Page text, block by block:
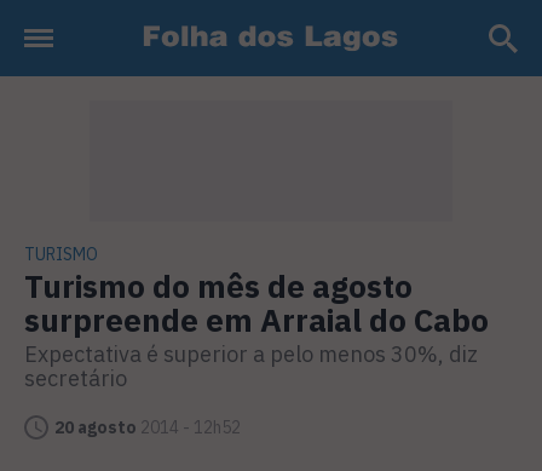
TURISMO
Turismo do mês de agosto
surpreende em Arraial do Cabo
Expectativa é superior a pelo menos 30%, diz
secretário
20 agosto 2014 - 12h52